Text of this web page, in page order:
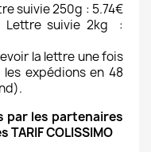
suivie 250g : 5.74€
Lettre suivie 2kg :
la lettre une fois
expédions en 48
.
par les partenaires
COLISSIMO